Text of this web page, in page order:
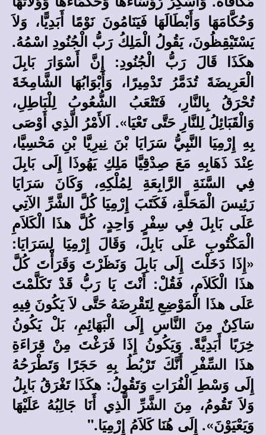
وَحُكَّامَهَا وَأَبْطَالَهَا فَيَنَامُونَ نَوْمًا أَبَدِيًّا، وَلاَ
يَسْتَيْقِظُونَ، يَقُولُ الْمَلِكُ رَبُّ الْجُنُودِ اسْمُهُ.
هكَذَا قَالَ رَبُّ الْجُنُودِ: إِنَّ أَسْوَارَ بَابِلَ
الْعَرِيضَةَ تُدَمَّرُ تَدْمِيرًا، وَأَبْوَابُهَا الشَّامِخَةَ
تُحْرَقُ بِالنَّارِ، فَتَتْعَبُ الشُّعُوبُ لِلْبَاطِلِ،
وَالْقَبَائِلُ لِلنَّارِ حَتَّى تَعْيَا». اَلأَمْرُ الَّذِي أَوْصَى
بِهِ إِرْمِيَا النَّبِيُّ سَرَايَا بْنَ نِيرِيَّا بْنِ مَحْسِيَّا،
عِنْدَ ذَهَابِهِ مَعَ صِدْقِيَّا مَلِكِ يَهُوذَا إِلَى بَابِلَ
فِي السَّنَةِ الرَّابِعَةِ لِمُلْكِهِ، وَكَانَ سَرَايَا
رَئِيسَ الْمَحَلَّةِ، فَكَتَبَ إِرْمِيَا كُلَّ الشَّرِّ الآتِي
عَلَى بَابِلَ فِي سِفْرٍ وَاحِدٍ، كُلَّ هذَا الْكَلاَمِ
الْمَكْتُوبِ عَلَى بَابِلَ، وَقَالَ إِرْمِيَا لِسَرَايَا:
«إِذَا دَخَلْتَ إِلَى بَابِلَ وَنَظَرْتَ وَقَرَأْتَ كُلَّ
هذَا الْكَلاَمِ، فَقُلْ: أَنْتَ يَا رَبُّ قَدْ تَكَلَّمْتَ
عَلَى هذَا الْمَوْضِعِ لِتَقْرِضَهُ حَتَّى لاَ يَكُونَ فِيهِ
سَاكِنٌ مِنَ النَّاسِ إِلَى الْبَهَائِمِ، بَلْ يَكُونُ
خِرَبًا أَبَدِيَّةً. وَيَكُونُ إِذَا فَرَغْتَ مِنْ قِرَاءَةِ
هذَا السِّفْرِ أَنَّكَ تَرْبُطُ بِهِ حَجَرًا وَتَطْرَحُهُ
إِلَى وَسْطِ الْفُرَاتِ وَتَقُولُ: هكَذَا تَغْرَقُ بَابِلُ
وَلاَ تَقُومُ، مِنَ الشَّرِّ الَّذِي أَنَا جَالِبُهُ عَلَيْهَا
وَيَعْيَوْنَ». إِلَى هُنَا كَلاَمُ إِرْمِيَا."